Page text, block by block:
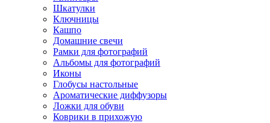
Шкатулки
Ключницы
Кашпо
Домашние свечи
Рамки для фотографий
Альбомы для фотографий
Иконы
Глобусы настольные
Ароматические диффузоры
Ложки для обуви
Коврики в прихожую